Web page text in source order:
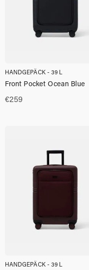
HANDGEPÄCK - 39 L
€259
Front Pocket Ocean Blue
HANDGEPÄCK - 39 L